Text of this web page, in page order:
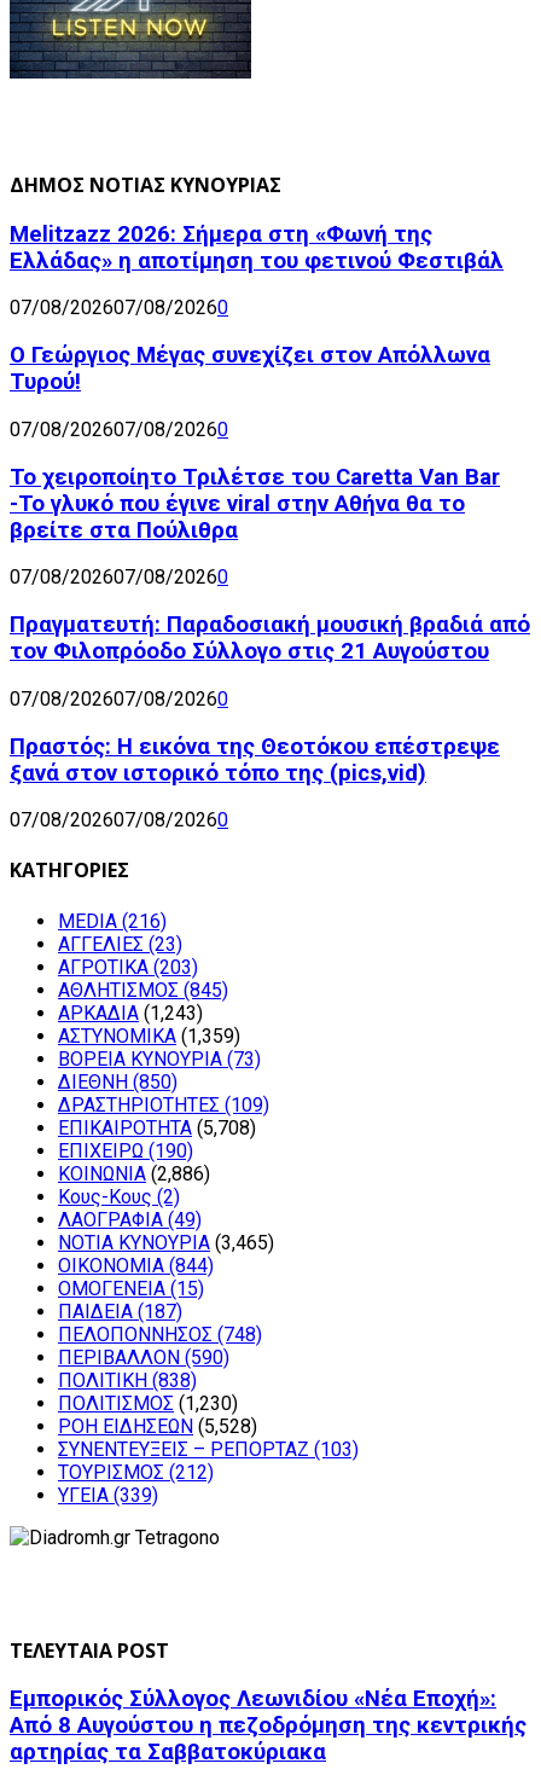
ΔΗΜΟΣ ΝΟΤΙΑΣ ΚΥΝΟΥΡΙΑΣ
Melitzazz 2026: Σήμερα στη «Φωνή της
Ελλάδας» η αποτίμηση του φετινού Φεστιβάλ
07/08/202607/08/20260
Ο Γεώργιος Μέγας συνεχίζει στον Απόλλωνα
Τυρού!
07/08/202607/08/20260
Το χειροποίητο Τριλέτσε του Caretta Van Bar
-Το γλυκό που έγινε viral στην Αθήνα θα το
βρείτε στα Πούλιθρα
07/08/202607/08/20260
Πραγματευτή: Παραδοσιακή μουσική βραδιά από
τον Φιλοπρόοδο Σύλλογο στις 21 Αυγούστου
07/08/202607/08/20260
Πραστός: Η εικόνα της Θεοτόκου επέστρεψε
ξανά στον ιστορικό τόπο της (pics,vid)
07/08/202607/08/20260
ΚΑΤΗΓΟΡΙΕΣ
MEDIA (216)
ΑΓΓΕΛΙΕΣ (23)
ΑΓΡΟΤΙΚΑ (203)
ΑΘΛΗΤΙΣΜΟΣ (845)
ΑΡΚΑΔΙΑ (1,243)
ΑΣΤΥΝΟΜΙΚΑ (1,359)
ΒΟΡΕΙΑ ΚΥΝΟΥΡΙΑ (73)
ΔΙΕΘΝΗ (850)
ΔΡΑΣΤΗΡΙΟΤΗΤΕΣ (109)
ΕΠΙΚΑΙΡΟΤΗΤΑ (5,708)
ΕΠΙΧΕΙΡΩ (190)
ΚΟΙΝΩΝΙΑ (2,886)
Κους-Κους (2)
ΛΑΟΓΡΑΦΙΑ (49)
ΝΟΤΙΑ ΚΥΝΟΥΡΙΑ (3,465)
ΟΙΚΟΝΟΜΙΑ (844)
ΟΜΟΓΕΝΕΙΑ (15)
ΠΑΙΔΕΙΑ (187)
ΠΕΛΟΠΟΝΝΗΣΟΣ (748)
ΠΕΡΙΒΑΛΛΟΝ (590)
ΠΟΛΙΤΙΚΗ (838)
ΠΟΛΙΤΙΣΜΟΣ (1,230)
ΡΟΗ ΕΙΔΗΣΕΩΝ (5,528)
ΣΥΝΕΝΤΕΥΞΕΙΣ – ΡΕΠΟΡΤΑΖ (103)
ΤΟΥΡΙΣΜΟΣ (212)
ΥΓΕΙΑ (339)
ΤΕΛΕΥΤΑΙΑ POST
Εμπορικός Σύλλογος Λεωνιδίου «Νέα Εποχή»:
Από 8 Αυγούστου η πεζοδρόμηση της κεντρικής
αρτηρίας τα Σαββατοκύριακα